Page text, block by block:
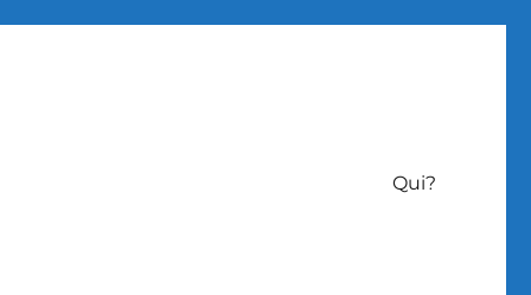
Qui?